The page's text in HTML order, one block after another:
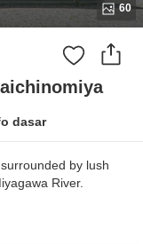
60
dasar
by lush
River.